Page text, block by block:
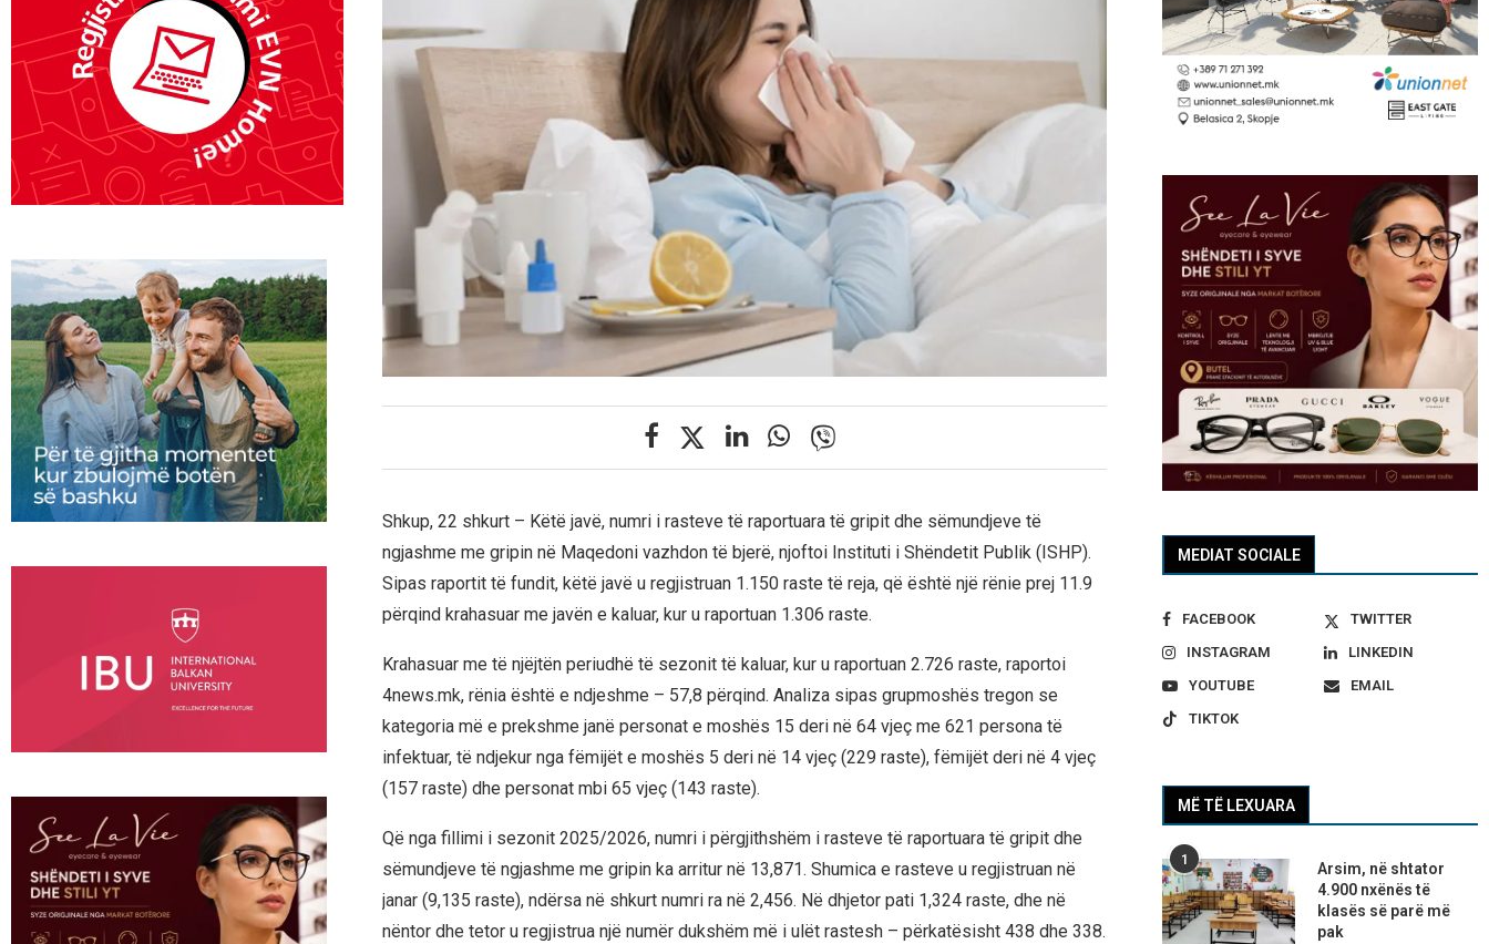
Shkup, 22 shkurt – Këtë javë, numri i rasteve të raportuara të gripit dhe sëmundjeve të
ngjashme me gripin në Maqedoni vazhdon të bjerë, njoftoi Instituti i Shëndetit Publik (ISHP).
Sipas raportit të fundit, këtë javë u regjistruan 1.150 raste të reja, që është një rënie prej 11.9
përqind krahasuar me javën e kaluar, kur u raportuan 1.306 raste.
Krahasuar me të njëjtën periudhë të sezonit të kaluar, kur u raportuan 2.726 raste, raportoi
4news.mk, rënia është e ndjeshme – 57,8 përqind. Analiza sipas grupmoshës tregon se
kategoria më e prekshme janë personat e moshës 15 deri në 64 vjeç me 621 persona të
infektuar, të ndjekur nga fëmijët e moshës 5 deri në 14 vjeç (229 raste), fëmijët deri në 4 vjeç
(157 raste) dhe personat mbi 65 vjeç (143 raste).
Që nga fillimi i sezonit 2025/2026, numri i përgjithshëm i rasteve të raportuara të gripit dhe
sëmundjeve të ngjashme me gripin ka arritur në 13,871. Shumica e rasteve u regjistruan në
janar (9,135 raste), ndërsa në shkurt numri ra në 2,456. Në dhjetor pati 1,324 raste, dhe në
nëntor dhe tetor u regjistrua një numër dukshëm më i ulët rastesh – përkatësisht 438 dhe 338.
MEDIAT SOCIALE
FACEBOOK
TWITTER
INSTAGRAM
LINKEDIN
YOUTUBE
EMAIL
TIKTOK
MË TË LEXUARA
1
Arsim, në shtator
4.900 nxënës të
klasës së parë më
pak